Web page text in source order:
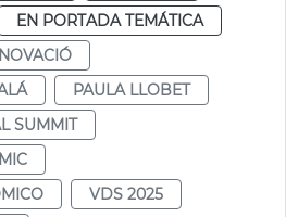
EN PORTADA TEMÁTICA
PAULA LLOBET
SUMMIT
VDS 2025